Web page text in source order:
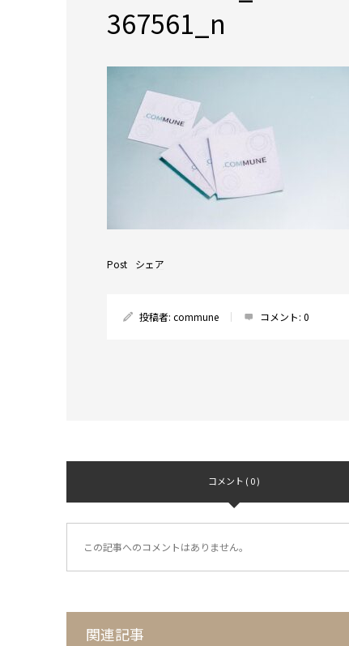
367561_n
Post シェア
投稿者: commune コメント: 0
コメント ( 0 )
この記事へのコメントはありません。
関連記事